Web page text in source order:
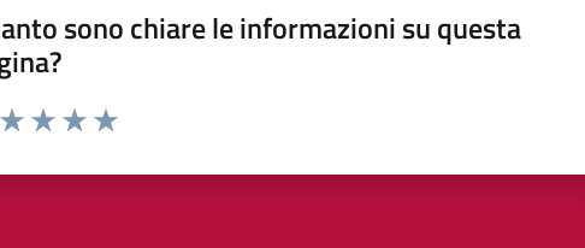
sono chiare le informazioni su questa
da 1 a 5 stelle la pagina